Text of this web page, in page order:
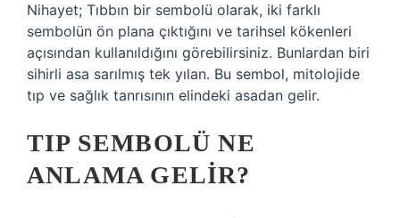
Nihayet; Tıbbın bir sembolü olarak, iki farklı
sembolün ön plana çıktığını ve tarihsel kökenleri
açısından kullanıldığını görebilirsiniz. Bunlardan biri
sihirli asa sarılmış tek yılan. Bu sembol, mitolojide
tıp ve sağlık tanrısının elindeki asadan gelir.
TIP SEMBOLÜ NE
ANLAMA GELIR?